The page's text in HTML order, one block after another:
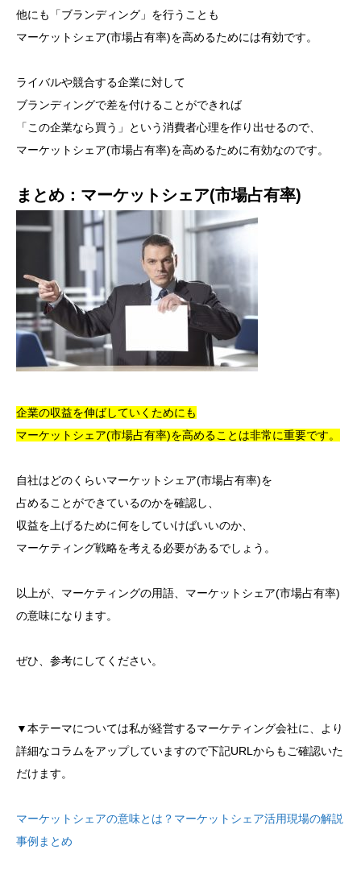
他にも「ブランディング」を行うことも
マーケットシェア(市場占有率)を高めるためには有効です。
ライバルや競合する企業に対して
ブランディングで差を付けることができれば
「この企業なら買う」という消費者心理を作り出せるので、
マーケットシェア(市場占有率)を高めるために有効なのです。
まとめ：マーケットシェア(市場占有率)
企業の収益を伸ばしていくためにも
マーケットシェア(市場占有率)を高めることは非常に重要です。
自社はどのくらいマーケットシェア(市場占有率)を
占めることができているのかを確認し、
収益を上げるために何をしていけばいいのか、
マーケティング戦略を考える必要があるでしょう。
以上が、マーケティングの用語、マーケットシェア(市場占有率)
の意味になります。
ぜひ、参考にしてください。
▼本テーマについては私が経営するマーケティング会社に、より
詳細なコラムをアップしていますので下記URLからもご確認いた
だけます。
マーケットシェアの意味とは？マーケットシェア活用現場の解説
事例まとめ